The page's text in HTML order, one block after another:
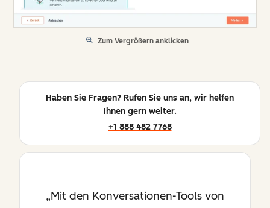
Zum Vergrößern anklicken
Haben Sie Fragen? Rufen Sie uns an, wir helfen
Ihnen gern weiter.
+1 888 482 7768
Mit den Konversationen-Tools von